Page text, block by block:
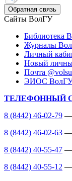
Обратная связь
Сайты ВолГУ
Библиотека
Журналы
Личный
Новый
Почта
ЭИОС
ТЕЛЕФОННЫЙ
8 (8442) 46-02-79 —
8 (8442) 46-02-63 —
8 (8442) 40-55-47 —
8 (8442) 40-55-12 —